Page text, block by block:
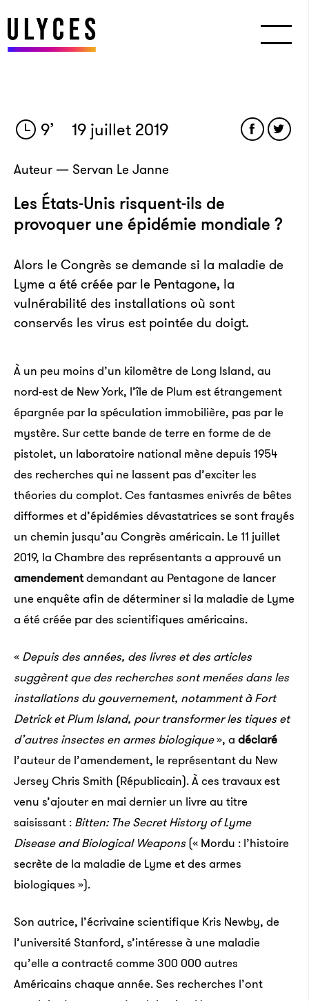
9’ 19 juillet 2019
Auteur — Servan Le Janne
Les États-Unis risquent-ils de
provoquer une épidémie mondiale ?
Alors le Congrès se demande si la maladie de
Lyme a été créée par le Pentagone, la
vulnérabilité des installations où sont
conservés les virus est pointée du doigt.
À un peu moins d’un kilomètre de Long Island, au
nord-est de New York, l’île de Plum est étrangement
épargnée par la spéculation immobilière, pas par le
mystère. Sur cette bande de terre en forme de de
pistolet, un laboratoire national mène depuis 1954
des recherches qui ne lassent pas d’exciter les
théories du complot. Ces fantasmes enivrés de bêtes
difformes et d’épidémies dévastatrices se sont frayés
un chemin jusqu’au Congrès américain. Le 11 juillet
2019, la Chambre des représentants a approuvé un
amendementdemandant au Pentagone de lancer
une enquête afin de déterminer si la maladie de Lyme
a été créée par des scientifiques américains.
« Depuis des années, des livres et des articles
suggèrent que des recherches sont menées dans les
installations du gouvernement, notamment à Fort
Detrick et Plum Island, pour transformer les tiques et
d’autres insectes en armes biologique», a déclaré
l’auteur de l’amendement, le représentant du New
Jersey Chris Smith (Républicain). À ces travaux est
venu s’ajouter en mai dernier un livre au titre
saisissant : Bitten: The Secret History of Lyme
Disease and Biological Weapons(« Mordu : l’histoire
secrète de la maladie de Lyme et des armes
biologiques »).
Son autrice, l’écrivaine scientifique Kris Newby, de
l’université Stanford, s’intéresse à une maladie
qu’elle a contracté comme 300 000 autres
Américains chaque année. Ses recherches l’ont